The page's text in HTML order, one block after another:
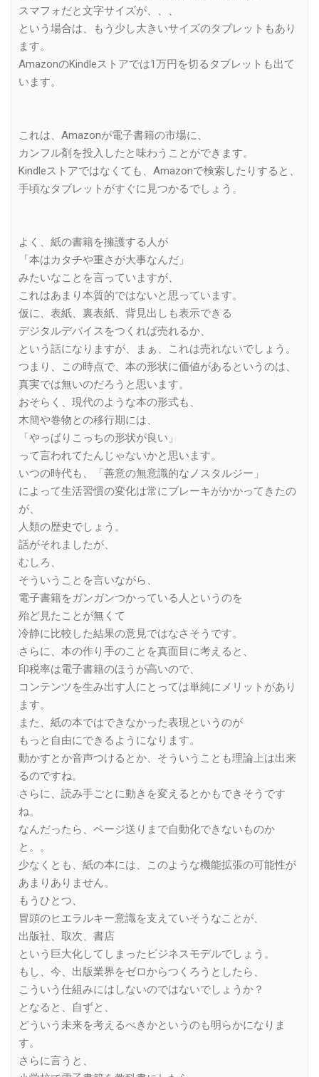
スマフォだと文字サイズが、、、
という場合は、もう少し大きいサイズのタブレットもあり
ます。
AmazonのKindleストアでは1万円を切るタブレットも出て
います。
これは、Amazonが電子書籍の市場に、
カンフル剤を投入したと味わうことができます。
Kindleストアではなくても、Amazonで検索したりすると、
手頃なタブレットがすぐに見つかるでしょう。
よく、紙の書籍を擁護する人が
「本はカタチや重さが大事なんだ」
みたいなことを言っていますが、
これはあまり本質的ではないと思っています。
仮に、表紙、裏表紙、背見出しも表示できる
デジタルデバイスをつくれば売れるか、
という話になりますが、まぁ、これは売れないでしょう。
つまり、この時点で、本の形状に価値があるというのは、
真実では無いのだろうと思います。
おそらく、現代のような本の形式も、
木簡や巻物との移行期には、
「やっぱりこっちの形状が良い」
って言われてたんじゃないかと思います。
いつの時代も、「善意の無意識的なノスタルジー」
によって生活習慣の変化は常にブレーキがかかってきたの
が、
人類の歴史でしょう。
話がそれましたが、
むしろ、
そういうことを言いながら、
電子書籍をガンガンつかっている人というのを
殆ど見たことが無くて
冷静に比較した結果の意見ではなさそうです。
さらに、本の作り手のことを真面目に考えると、
印税率は電子書籍のほうが高いので、
コンテンツを生み出す人にとっては単純にメリットがあり
ます。
また、紙の本ではできなかった表現というのが
もっと自由にできるようになります。
動かすとか音声つけるとか、そういうことも理論上は出来
るのですね。
さらに、読み手ごとに動きを変えるとかもできそうです
ね。
なんだったら、ページ送りまで自動化できないものか
と。。
少なくとも、紙の本には、このような機能拡張の可能性が
あまりありません。
もうひとつ、
冒頭のヒエラルキー意識を支えていそうなことが、
出版社、取次、書店
という巨大化してしまったビジネスモデルでしょう。
もし、今、出版業界をゼロからつくろうとしたら、
こういう仕組みにはしないのではないでしょうか？
となると、自ずと、
どういう未来を考えるべきかというのも明らかになりま
す。
さらに言うと、